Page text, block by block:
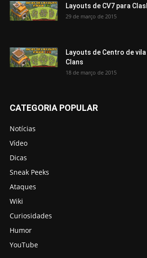
Layouts de CV7 para
29 de março de 2015
Layouts de Centro de
Clans
18 de março de 2015
CATEGORIA POPULAR
Notícias
Vídeo
Dicas
Sneak Peeks
Ataques
Wiki
Curiosidades
Humor
YouTube